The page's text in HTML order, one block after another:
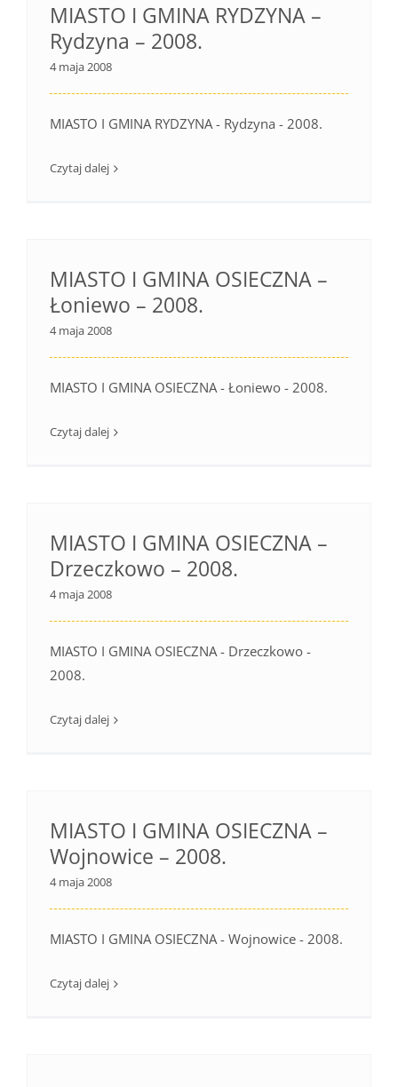
MIASTO I GMINA RYDZYNA –
Rydzyna – 2008.
4 maja 2008
MIASTO I GMINA RYDZYNA - Rydzyna - 2008.
Czytaj dalej
MIASTO I GMINA OSIECZNA –
Łoniewo – 2008.
4 maja 2008
MIASTO I GMINA OSIECZNA - Łoniewo - 2008.
Czytaj dalej
MIASTO I GMINA OSIECZNA –
Drzeczkowo – 2008.
4 maja 2008
MIASTO I GMINA OSIECZNA - Drzeczkowo -
2008.
Czytaj dalej
MIASTO I GMINA OSIECZNA –
Wojnowice – 2008.
4 maja 2008
MIASTO I GMINA OSIECZNA - Wojnowice - 2008.
Czytaj dalej